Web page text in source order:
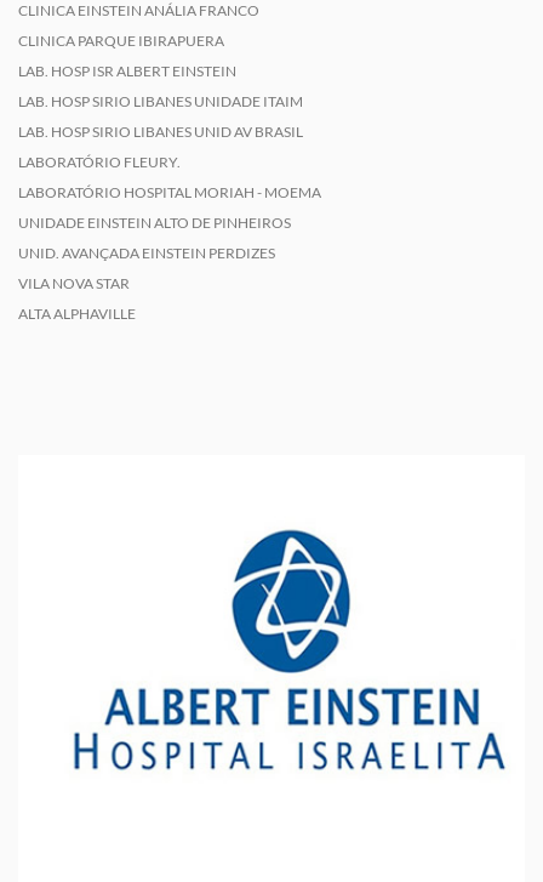
CLINICA EINSTEIN ANÁLIA FRANCO
CLINICA PARQUE IBIRAPUERA
LAB. HOSP ISR ALBERT EINSTEIN
LAB. HOSP SIRIO LIBANES UNIDADE ITAIM
LAB. HOSP SIRIO LIBANES UNID AV BRASIL
LABORATÓRIO FLEURY.
LABORATÓRIO HOSPITAL MORIAH - MOEMA
UNIDADE EINSTEIN ALTO DE PINHEIROS
UNID. AVANÇADA EINSTEIN PERDIZES
VILA NOVA STAR
ALTA ALPHAVILLE